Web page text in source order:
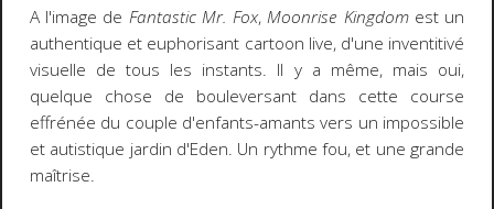
A l'image de Fantastic Mr. Fox,Moonrise Kingdomest un
authentique et euphorisant cartoon live, d'une inventitivé
visuelle de tous les instants. Il y a même, mais oui,
quelque chose de bouleversant dans cette course
effrénée du couple d'enfants-amants vers un impossible
et autistique jardin d'Eden. Un rythme fou, et une grande
maîtrise.